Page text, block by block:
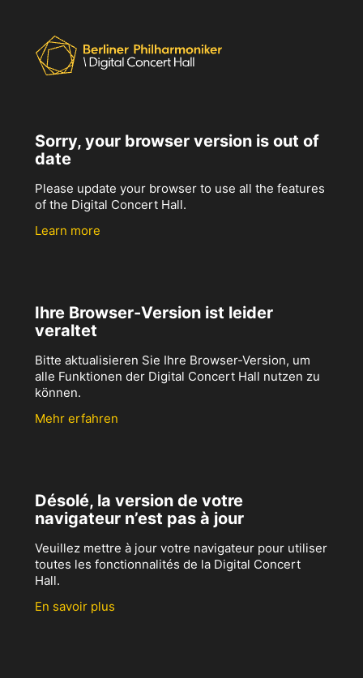
Sorry, your browser version is out of
date
Please update your browser to use all the features
of the Digital Concert Hall.
Learn more
Ihre Browser-Version ist leider
veraltet
Bitte aktualisieren Sie Ihre Browser-Version, um
alle Funktionen der Digital Concert Hall nutzen zu
können.
Mehr erfahren
Désolé, la version de votre
navigateur n’est pas à jour
Veuillez mettre à jour votre navigateur pour utiliser
toutes les fonctionnalités de la Digital Concert
Hall.
En savoir plus